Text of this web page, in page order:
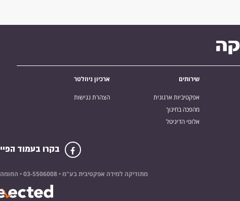
שירותים
אפקטיביות ארגונית
מהפכה בחינוך
אלופי הדיגיטל
ארכיון ניוזלטר
הצהרת נגישות
בקרו בעמוד
מתודיקה למידה אפקטיבית בע"מ •03-5506008• החומה 14 ראשון לציון •